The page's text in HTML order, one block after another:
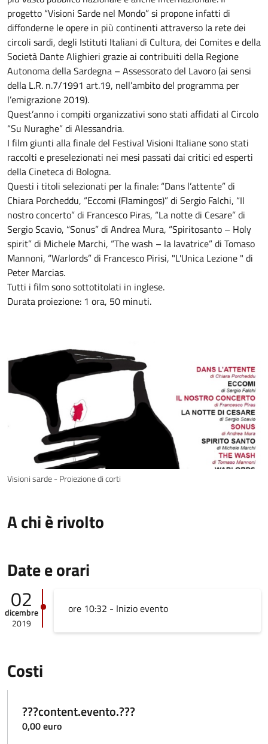
progetto “Visioni Sarde nel Mondo” si propone infatti di
diffonderne le opere in più continenti attraverso la rete dei
circoli sardi, degli Istituti Italiani di Cultura, dei Comites e della
Società Dante Alighieri grazie ai contribuiti della Regione
Autonoma della Sardegna – Assessorato del Lavoro (ai sensi
della L.R. n.7/1991 art.19, nell’ambito del programma per
l’emigrazione 2019).
Quest’anno i compiti organizzativi sono stati affidati al Circolo
“Su Nuraghe” di Alessandria.
I film giunti alla finale del Festival Visioni Italiane sono stati
raccolti e preselezionati nei mesi passati dai critici ed esperti
della Cineteca di Bologna.
Questi i titoli selezionati per la finale: “Dans l’attente” di
Chiara Porcheddu, “Eccomi (Flamingos)” di Sergio Falchi, “Il
nostro concerto” di Francesco Piras, “La notte di Cesare” di
Sergio Scavio, “Sonus” di Andrea Mura, “Spiritosanto – Holy
spirit” di Michele Marchi, “The wash – la lavatrice” di Tomaso
Mannoni, “Warlords” di Francesco Pirisi, "L'Unica Lezione " di
Peter Marcias.
Tutti i film sono sottotitolati in inglese.
Durata proiezione: 1 ora, 50 minuti.
Visioni sarde - Proiezione di corti
A chi è rivolto
Date e orari
02
dicembre
2019
ore 10:32 - Inizio evento
Costi
???content.evento.???
0,00 euro